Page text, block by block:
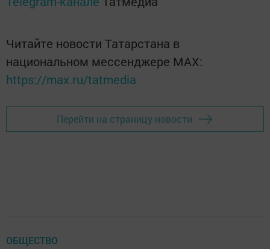
Читайте новости Татарстана в
национальном мессенджере MАХ:
https://max.ru/tatmedia
Перейти на страницу новости
ОБЩЕСТВО